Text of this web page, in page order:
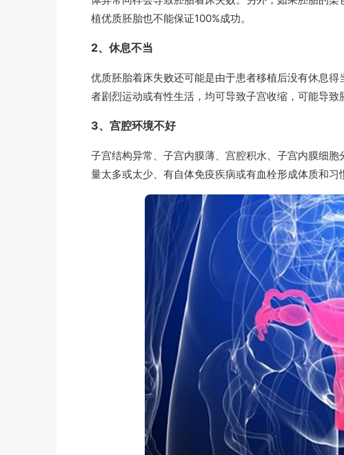
植优质胚胎也不能保证100%成功。
2、休息不当
优质胚胎着床失败还可能是由于患者移植后没有休息
者剧烈运动或有性生活，均可导致子宫收缩，可能导致
3、宫腔环境不好
子宫结构异常、子宫内膜薄、宫腔积水、子宫内膜细
量太多或太少、有自体免疫疾病或有血栓形成体质和习